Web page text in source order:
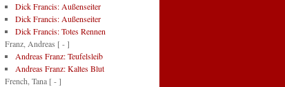
Dick Francis: Außenseiter
Dick Francis: Außenseiter
Dick Francis: Totes Rennen
Franz, Andreas [ - ]
Andreas Franz: Teufelsleib
Andreas Franz: Kaltes Blut
French, Tana [ - ]